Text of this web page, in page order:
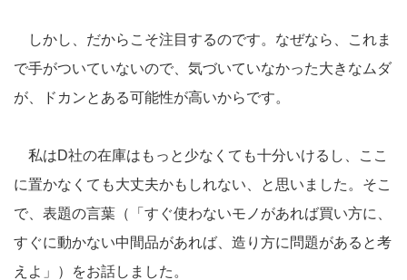
しかし、だからこそ注目するのです。なぜなら、これま
で手がついていないので、気づいていなかった大きなムダ
が、ドカンとある可能性が高いからです。
私はD社の在庫はもっと少なくても十分いけるし、ここ
に置かなくても大丈夫かもしれない、と思いました。そこ
で、表題の言葉（「すぐ使わないモノがあれば買い方に、
すぐに動かない中間品があれば、造り方に問題があると考
えよ」）をお話しました。